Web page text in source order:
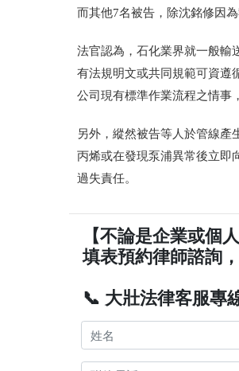
而其他7名被告，除沈銘修因
法官認為，石化業界就一般輸
有法規明文或共同規範可資遵
公司現有標準作業流程之情事
另外，縱然被告等人於管線產
丙烯或在發現泵浦異常後立即
過失責任。
【不論是企業或個
填表預約律師諮詢
📞 大壯法律客服專